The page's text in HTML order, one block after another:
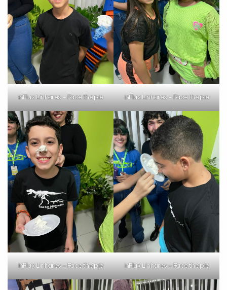
inFlux Linhares – Face the pie inFlux Linhares – Face the pie
inFlux Linhares – Face the pie inFlux Linhares – Face the pie